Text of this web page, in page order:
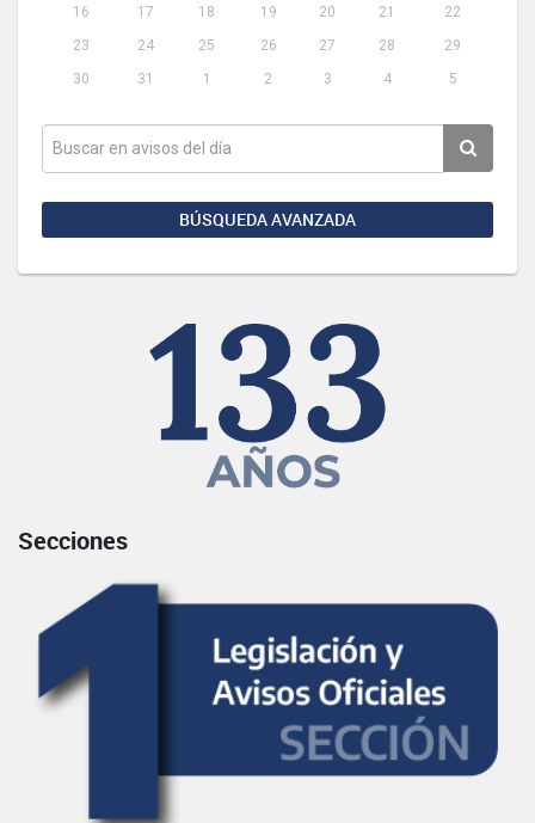
16
17 18 19 20 21
22
23
24 25 26 27 28
29
30
31 1 2 3 4 5
BÚSQUEDA AVANZADA
Secciones